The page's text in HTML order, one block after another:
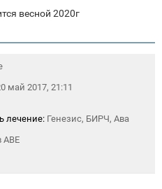
весной 2020г
май 2017, 21:11
лечение: Генезис, БИРЧ, Ава
АВЕ